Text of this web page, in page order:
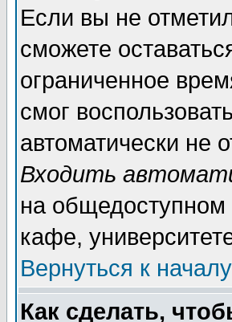
Если вы не
сможете
ограниченное
смог
автоматически не
Входить
на общедоступном
кафе,
Вернуться к началу
Как сделать,